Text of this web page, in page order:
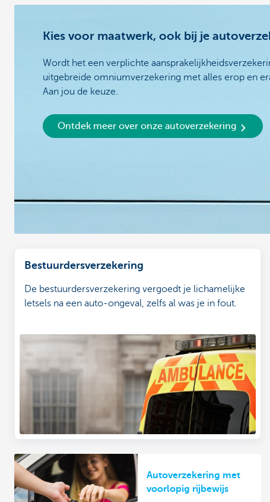
Kies voor maatwerk, ook bij je
Wordt het een verplichte
uitgebreide omniumverzekering met alles erop en
Aan jou de keuze.
Ontdek meer over onze autoverzekering
Bestuurdersverzekering
De bestuurdersverzekering vergoedt je lichamelijke
letsels na een auto-ongeval, zelfs al was je in fout.
Autoverzekering met
voorlopig rijbewijs